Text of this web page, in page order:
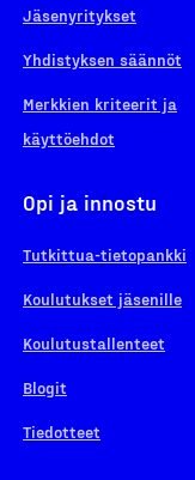
Jäsenyritykset
Yhdistyksen säännöt
Merkkien kriteerit ja
käyttöehdot
Opi ja innostu
Tutkittua-tietopankki
Koulutukset jäsenille
Koulutustallenteet
Blogit
Tiedotteet